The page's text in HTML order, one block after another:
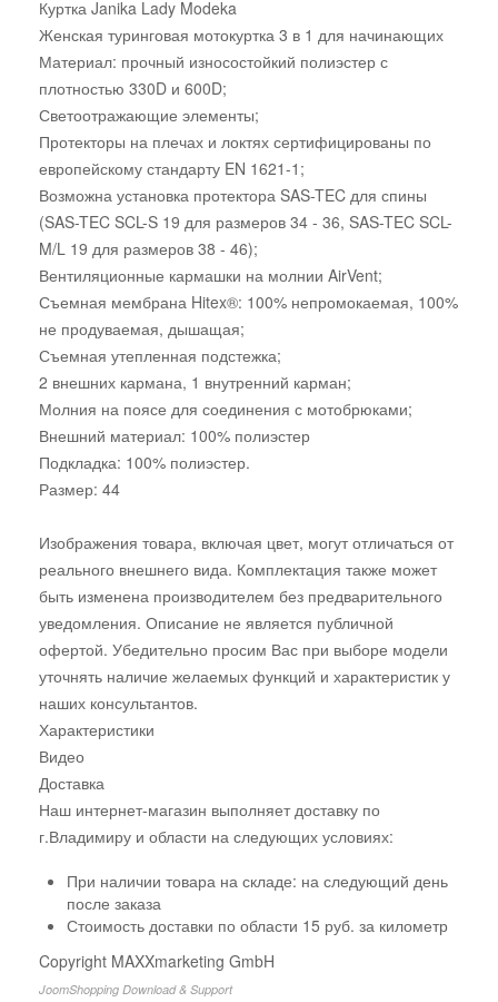
Куртка Janika Lady Modeka
Женская туринговая мотокуртка 3 в 1 для начинающих
Материал: прочный износостойкий полиэстер с
плотностью 330D и 600D;
Светоотражающие элементы;
Протекторы на плечах и локтях сертифицированы по
европейскому стандарту EN 1621-1;
Возможна установка протектора SAS-TEC для спины
(SAS-TEC SCL-S 19 для размеров 34 - 36, SAS-TEC SCL-
M/L 19 для размеров 38 - 46);
Вентиляционные кармашки на молнии AirVent;
Съемная мембрана Hitex®: 100% непромокаемая, 100%
не продуваемая, дышащая;
Съемная утепленная подстежка;
2 внешних кармана, 1 внутренний карман;
Молния на поясе для соединения с мотобрюками;
Внешний материал: 100% полиэстер
Подкладка: 100% полиэстер.
Размер: 44
Изображения товара, включая цвет, могут отличаться от
реального внешнего вида. Комплектация также может
быть изменена производителем без предварительного
уведомления. Описание не является публичной
офертой. Убедительно просим Вас при выборе модели
уточнять наличие желаемых функций и характеристик у
наших консультантов.
Характеристики
Видео
Доставка
Наш интернет-магазин выполняет доставку по
г.Владимиру и области на следующих условиях:
При наличии товара на складе: на следующий день
после заказа
Стоимость доставки по области 15 руб. за километр
Copyright MAXXmarketing GmbH
JoomShopping Download & Support